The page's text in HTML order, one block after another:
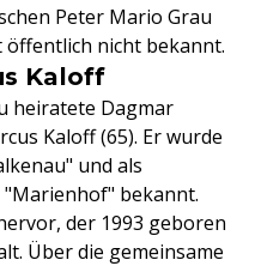
Peter Mario Grau
nicht bekannt.
Kaloff
heiratete Dagmar
Kaloff (65). Er wurde
und als
"Marienhof" bekannt.
der 1993 geboren
Über die gemeinsame